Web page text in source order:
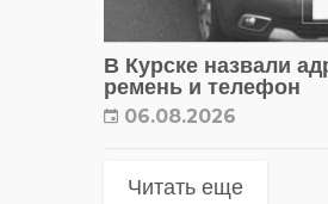
В Курске назвали
ремень и телефон
06.08.2026
Читать еще